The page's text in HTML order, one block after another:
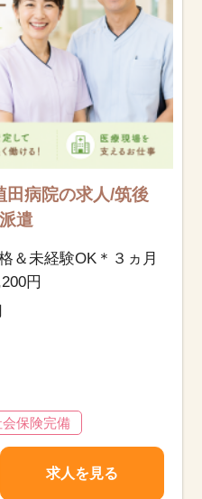
病院の求人/筑後
遣
＆未経験OK＊３ヵ月
円
会保険完備
求人を見る